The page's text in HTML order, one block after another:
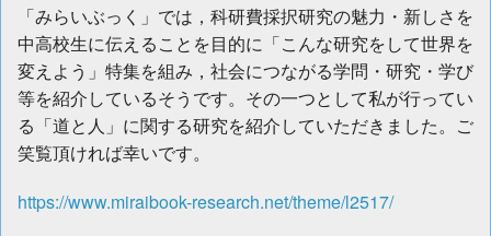
「みらいぶっく」では，科研費採択研究の魅力・新しさを
中高校生に伝えることを目的に「こんな研究をして世界を
変えよう」特集を組み，社会につながる学問・研究・学び
等を紹介しているそうです。その一つとして私が行ってい
る「道と人」に関する研究を紹介していただきました。ご
笑覧頂ければ幸いです。
https://www.miraibook-research.net/theme/l2517/